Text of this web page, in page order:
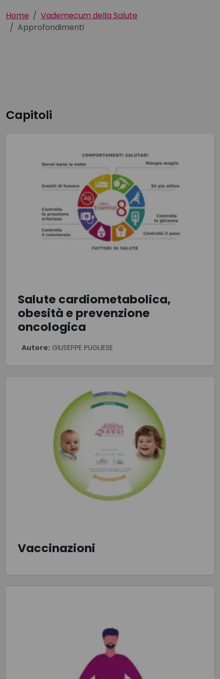
Home
Vademecum della Salute
Approfondimenti
Capitoli
Salute cardiometabolica,
obesità e prevenzione
oncologica
Autore: GIUSEPPE PUGLIESE
Vaccinazioni